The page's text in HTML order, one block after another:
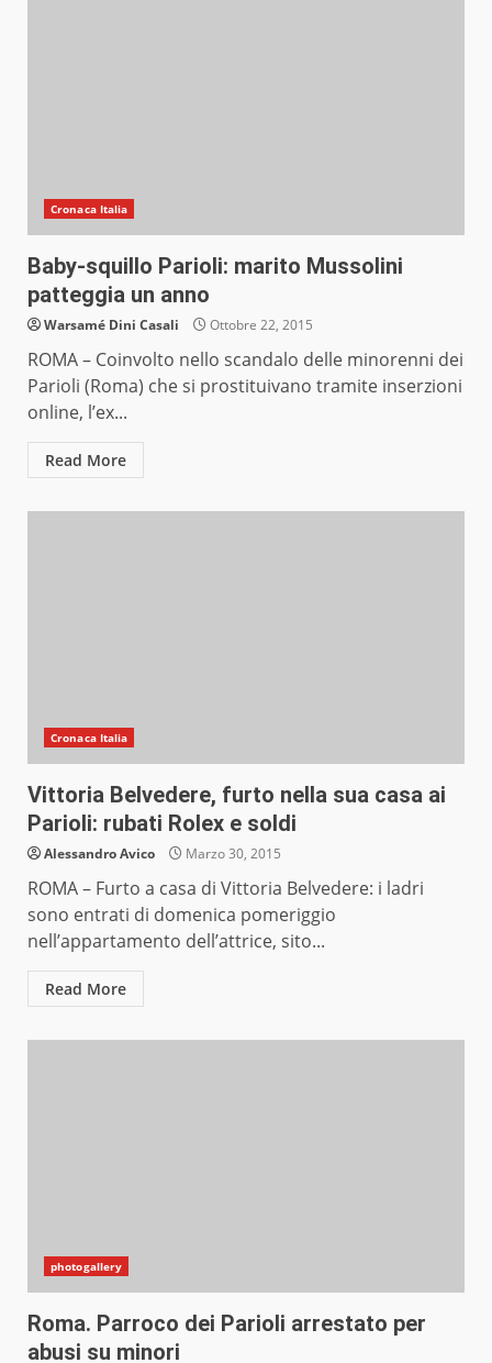
Cronaca Italia
Baby-squillo Parioli: marito Mussolini
patteggia un anno
Warsamé Dini Casali Ottobre 22, 2015
ROMA – Coinvolto nello scandalo delle minorenni dei
Parioli (Roma) che si prostituivano tramite inserzioni
online, l’ex...
Read More
Cronaca Italia
Vittoria Belvedere, furto nella sua casa ai
Parioli: rubati Rolex e soldi
Alessandro Avico Marzo 30, 2015
ROMA – Furto a casa di Vittoria Belvedere: i ladri
sono entrati di domenica pomeriggio
nell’appartamento dell’attrice, sito...
Read More
photogallery
Roma. Parroco dei Parioli arrestato per
abusi su minori